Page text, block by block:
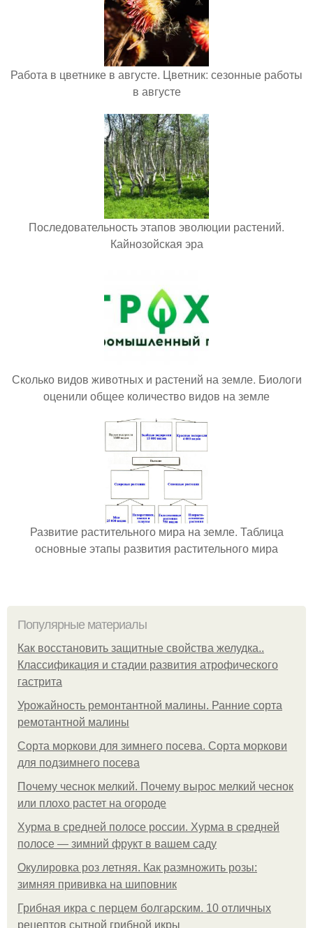
Работа в цветнике в августе. Цветник: сезонные работы
в августе
Последовательность этапов эволюции растений.
Кайнозойская эра
Сколько видов животных и растений на земле. Биологи
оценили общее количество видов на земле
Развитие растительного мира на земле. Таблица
основные этапы развития растительного мира
Популярные материалы
Как восстановить защитные свойства желудка..
Классификация и стадии развития атрофического
гастрита
Урожайность ремонтантной малины. Ранние сорта
ремотантной малины
Сорта моркови для зимнего посева. Сорта моркови
для подзимнего посева
Почему чеснок мелкий. Почему вырос мелкий чеснок
или плохо растет на огороде
Хурма в средней полосе россии. Хурма в средней
полосе — зимний фрукт в вашем саду
Окулировка роз летняя. Как размножить розы:
зимняя прививка на шиповник
Грибная икра с перцем болгарским. 10 отличных
рецептов сытной грибной икры